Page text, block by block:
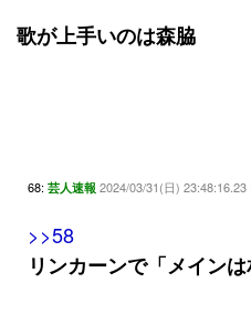
歌が上手いのは森脇
68: 芸人速報 2024/03/31(日)
>>58
リンカーンで「メイン